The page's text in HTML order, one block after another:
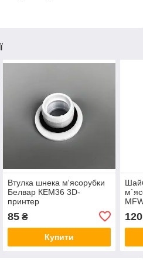
Втулка шнека м'ясорубки
Белвар КЕМ36 3D-
принтер
85₴
Купити
120